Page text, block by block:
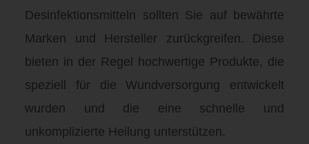
Desinfektionsmitteln sollten Sie auf bewährte
Marken und Hersteller zurückgreifen. Diese
bieten in der Regel hochwertige Produkte, die
speziell für die Wundversorgung entwickelt
wurden und die eine schnelle und
unkomplizierte Heilung unterstützen.